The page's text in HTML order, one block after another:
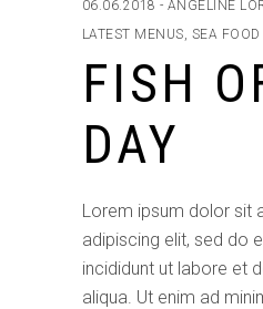
06.06.2018
ANGELINE
LATEST MENUS SEA FOOD
FISH
DAY
Lorem ipsum dolor sit
adipiscing elit, sed do
incididunt ut labore et
aliqua. Ut enim ad